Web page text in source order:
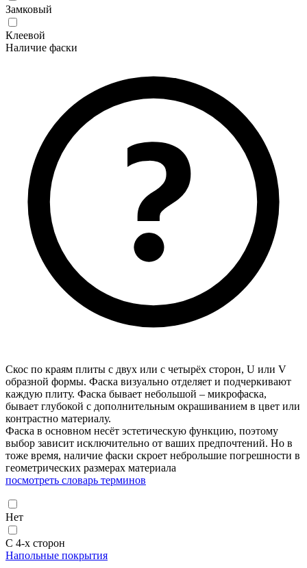
Замковый
Клеевой
Наличие фаски
Скос по краям плиты с двух или с четырёх сторон, U или V
образной формы. Фаска визуально отделяет и подчеркивают
каждую плиту. Фаска бывает небольшой – микрофаска,
бывает глубокой с дополнительным окрашиванием в цвет или
контрастно материалу.
Фаска в основном несёт эстетическую функцию, поэтому
выбор зависит исключительно от ваших предпочтений. Но в
тоже время, наличие фаски скроет неброльшие погрешности в
геометрических размерах материала
посмотреть словарь терминов
Нет
С 4-х сторон
Напольные покрытия